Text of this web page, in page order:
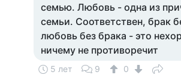
семью. Любовь - одна из
семьи. Соответствен, брак
любовь без брака - это
ничему не противоречит
5 лет 9
0